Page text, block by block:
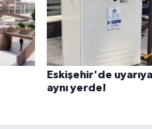
Eskişehir'de
aynı yerde!